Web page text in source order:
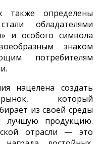
также определены
обладателями
и особого символа
знаком
потребителям
нацелена создать
рынок, который
из своей среды
лучшую продукцию.
отрасли — это